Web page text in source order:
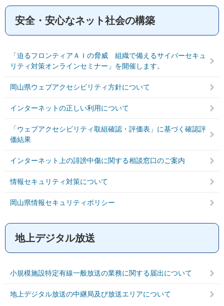
安全・安心なネット社会の構築
「迫るフロンティアＡＩの脅威 組織で備えるサイバーセキュ
リティ対策オンラインセミナー」を開催します。
岡山県ウェブアクセシビリティ方針について
インターネットの正しい利用について
「ウェブアクセシビリティ取組確認・評価表」に基づく確認評
価結果
インターネット上の誹謗中傷に関する相談窓口のご案内
情報セキュリティ対策について
岡山県情報セキュリティポリシー
地上デジタル放送
小規模施設特定有線一般放送の業務に関する届出について
地上デジタル放送の中継局及び放送エリアについて